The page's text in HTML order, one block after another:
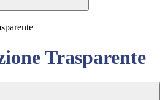
Trasparente